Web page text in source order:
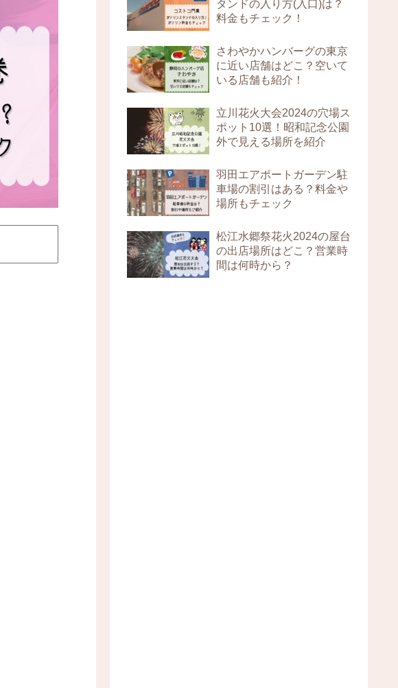
タンドの入り方(入口)は？
料金もチェック！
さわやかハンバーグの東京
に近い店舗はどこ？空いて
いる店舗も紹介！
立川花火大会2024の穴場ス
ポット10選！昭和記念公園
外で見える場所を紹介
羽田エアポートガーデン駐
車場の割引はある？料金や
場所もチェック
松江水郷祭花火2024の屋台
の出店場所はどこ？営業時
間は何時から？